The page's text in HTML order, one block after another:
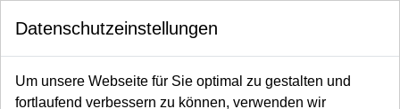
Startseite FANTEK SHOP GABELLIFTE
GABELLIFTE
Datenschutzeinstellungen
Um unsere Webseite für Sie optimal zu gestalten und
fortlaufend verbessern zu können, verwenden wir